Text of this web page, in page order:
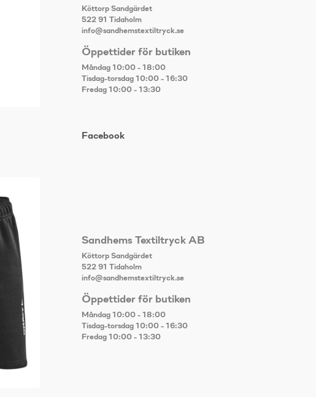
Köttorp Sandgärdet
522 91 Tidaholm
info@sandhemstextiltryck.se
Öppettider för butiken
Måndag 10:00 - 18:00
Tisdag-torsdag 10:00 - 16:30
Fredag 10:00 - 13:30
Facebook
Sandhems Textiltryck AB
Köttorp Sandgärdet
522 91 Tidaholm
info@sandhemstextiltryck.se
Öppettider för butiken
Måndag 10:00 - 18:00
Tisdag-torsdag 10:00 - 16:30
Fredag 10:00 - 13:30